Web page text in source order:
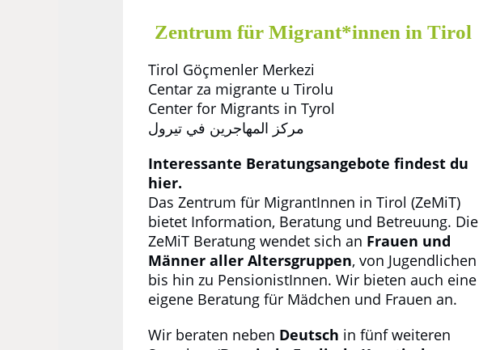
Zentrum für Migrant*innen in Tirol
Tirol Göçmenler Merkezi
Centar za migrante u Tirolu
Center for Migrants in Tyrol
مركز المھاجرین في تیرول
Interessante Beratungsangebote findest du
hier.
Das Zentrum für MigrantInnen in Tirol (ZeMiT)
bietet Information, Beratung und Betreuung. Die
ZeMiT Beratung wendet sich an Frauen und
Männer aller Altersgruppen, von Jugendlichen
bis hin zu PensionistInnen. Wir bieten auch eine
eigene Beratung für Mädchen und Frauen an.
Wir beraten neben Deutsch in fünf weiteren